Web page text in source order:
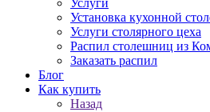
Услуги
Установка кухонной
Услуги столярного цеха
Распил столешниц из
Заказать распил
Блог
Как купить
Назад